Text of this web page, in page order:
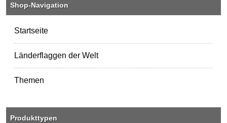
Shop-Navigation
Startseite
Länderflaggen der Welt
Themen
Produkttypen